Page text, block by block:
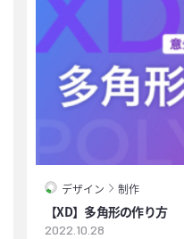
デザイン 制作
【XD】多角形の作り方
2022.10.28